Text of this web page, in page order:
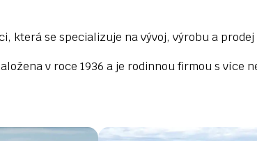
která se specializuje na vývoj, výrobu a
v roce 1936 a je rodinnou firmou s více